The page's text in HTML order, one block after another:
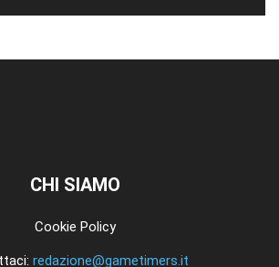
CHI SIAMO
Cookie Policy
redazione@gametimers.it